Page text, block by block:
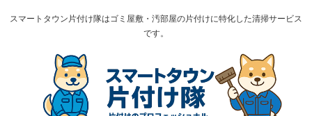
スマートタウン片付け隊はゴミ屋敷・汚部屋の片付けに特化した清掃サービス
です。